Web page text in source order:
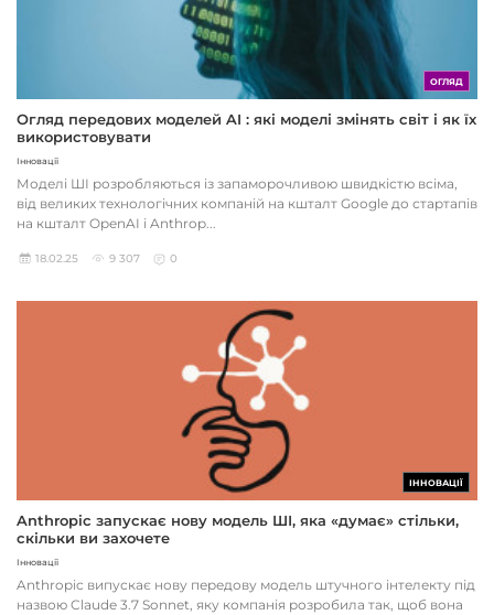
ОГЛЯД
Огляд передових моделей AI : які моделі змінять світ і як їх
використовувати
Інновації
Моделі ШІ розробляються із запаморочливою швидкістю всіма,
від великих технологічних компаній на кшталт Google до стартапів
на кшталт OpenAI і Anthrop...
18.02.25 9 307 0
ІННОВАЦІЇ
Anthropic запускає нову модель ШІ, яка «думає» стільки,
скільки ви захочете
Інновації
Anthropic випускає нову передову модель штучного інтелекту під
назвою Claude 3.7 Sonnet, яку компанія розробила так, щоб вона